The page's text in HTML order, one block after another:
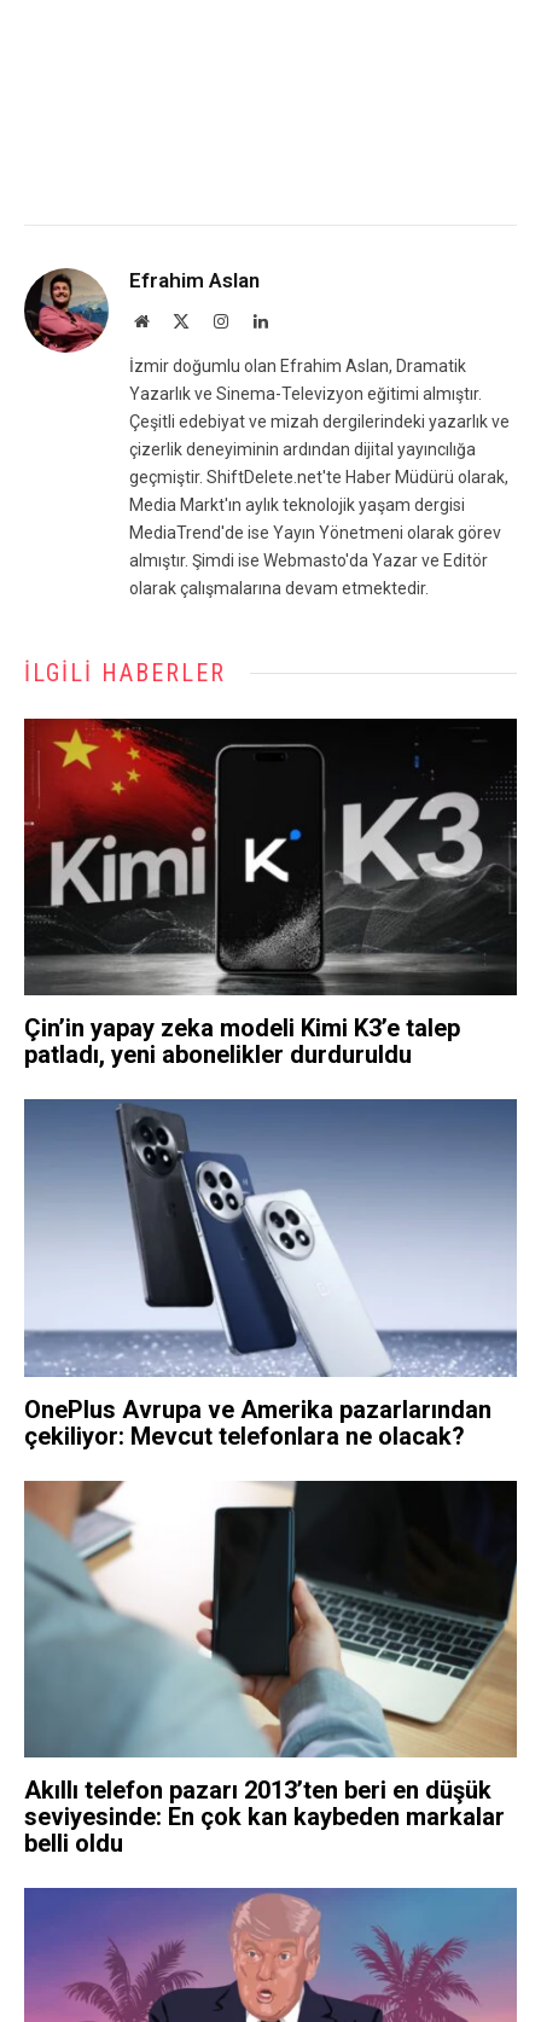
Efrahim Aslan
Website InstagramLinkedIn
İzmir doğumlu olan Efrahim Aslan, Dramatik
Yazarlık ve Sinema-Televizyon eğitimi almıştır.
Çeşitli edebiyat ve mizah dergilerindeki yazarlık ve
çizerlik deneyiminin ardından dijital yayıncılığa
geçmiştir. ShiftDelete.net'te Haber Müdürü olarak,
Media Markt'ın aylık teknolojik yaşam dergisi
MediaTrend'de ise Yayın Yönetmeni olarak görev
almıştır. Şimdi ise Webmasto'da Yazar ve Editör
olarak çalışmalarına devam etmektedir.
İLGILI HABERLER
Çin’in yapay zeka modeli Kimi K3’e talep
patladı, yeni abonelikler durduruldu
OnePlus Avrupa ve Amerika pazarlarından
çekiliyor: Mevcut telefonlara ne olacak?
Akıllı telefon pazarı 2013’ten beri en düşük
seviyesinde: En çok kan kaybeden markalar
belli oldu